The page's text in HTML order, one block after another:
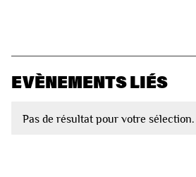
EVÈNEMENTS LIÉS
Pas de résultat pour votre sélection.